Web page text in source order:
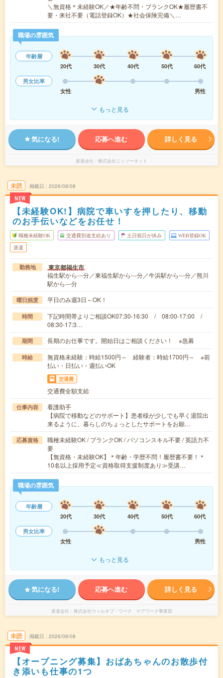
＼無資格＊未経験OK／★年齢不問・ブランクOK★履歴書不
要・来社不要（電話登録OK）★社会保険完備＼…
職場の雰囲気
年齢層
20代
30代 40代 50代
60代
男女比率
女性
男性
もっと見る
気になる! 応募へ進む 詳しく見る
派遣会社 株式会社ニッソーネット
未読
NEW
掲載日 2026/08/08
【未経験OK!】病院で車いすを押したり、移動
のお手伝いなどをお任せ！
職種未経験OK 交通費別途支給あり 土日祝日が休み WEB登録OK
派遣
勤務地 東京都福生市
福生駅から---分／東福生駅から---分／牛浜駅から---分／熊川
駅から---分
曜日頻度 平日のみ週3日～OK！
時間
下記時間帯よりご相談OK07:30-16:30 / 08:00-17:00 /
08:30-17:3…
期間 長期のお仕事です。開始日はご相談ください！ ※急募
時給
無資格未経験：時給1500円～ 経験者：時給1700円～ ※前
払い・日払い・週払いOK
交通費
交通費全額支給
仕事内容
看護助手
【病院で移動などのサポート】患者様が少しでも早く退院出
来るように、暮らしのちょっとしたサポートをお願…
応募資格
職種未経験OK / ブランクOK / パソコンスキル不要 / 英語力不
要
【無資格・未経験OK】＊年齢・学歴不問！履歴書不要！＊
10名以上採用予定≪資格取得支援制度あり≫受講…
職場の雰囲気
年齢層
20代
30代 40代 50代
60代
男女比率
女性
男性
もっと見る
気になる! 応募へ進む 詳しく見る
派遣会社 株式会社ウィルオブ・ワーク ケアワーク事業部
未読
NEW
掲載日 2026/08/08
【オープニング募集】おばあちゃんのお散歩付
き添いも仕事の1つ